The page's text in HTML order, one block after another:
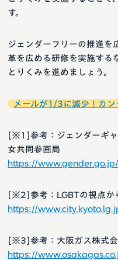
す。
ジェンダーフリーの推進を
革を広める研修を実施する
とりくみを進めましょう。
メールが1/3に減少！カ
[※1]参考：ジェンダーギ
女共同参画局
https://
[※2]参考：LGBTの視点か
https://
[※3]参考：大阪ガス株式
https://